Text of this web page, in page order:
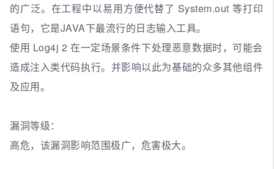
的广泛。在工程中以易用方便代替了 System.out 等打印
语句，它是JAVA下最流行的日志输入工具。
使用 Log4j 2 在一定场景条件下处理恶意数据时，可能会
造成注入类代码执行。并影响以此为基础的众多其他组件
及应用。
漏洞等级：
高危，该漏洞影响范围极广，危害极大。